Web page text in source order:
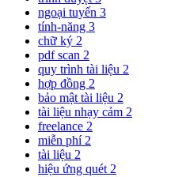
ngoại tuyến 3
tính-năng 3
chữ ký 2
pdf scan 2
quy trình tài liệu 2
hợp đồng 2
bảo mật tài liệu 2
tài liệu nhạy cảm 2
freelance 2
miễn phí 2
tài liệu 2
hiệu ứng quét 2